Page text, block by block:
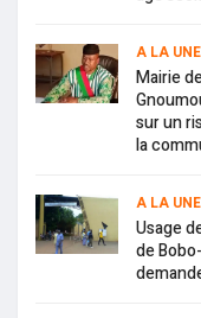
A LA UNE
Mairie
sur un
la
A LA UNE
Usage
de